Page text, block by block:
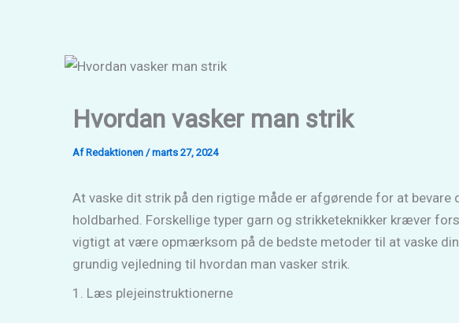
Hvordan vasker man strik
AfRedaktionen /marts 27, 2024
At vaske dit strik på den rigtige måde er afgørende for at bevare
holdbarhed. Forskellige typer garn og strikketeknikker kræver
vigtigt at være opmærksom på de bedste metoder til at vaske
grundig vejledning til hvordan man vasker strik.
1. Læs plejeinstruktionerne